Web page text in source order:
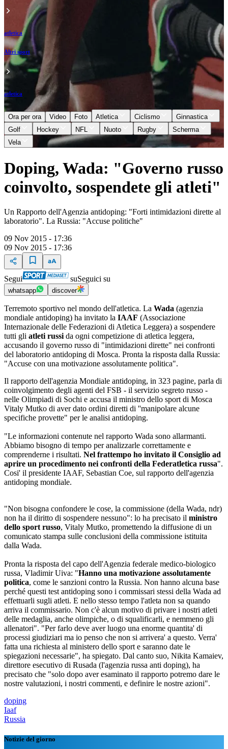
atletica
Altri sport
atletica
Ora per ora Video Foto Atletica Ciclismo
Ginnastica
Golf
Hockey NFL Nuoto Rugby
Scherma
Vela
Doping, Wada: "Governo russo
coinvolto, sospendete gli atleti"
Un Rapporto dell'Agenzia antidoping: "Forti intimidazioni dirette al
laboratorio". La Russia: "Accuse politiche"
09 Nov 2015 - 17:36
09 Nov 2015 - 17:36
Segui suSeguici su
whatsapp discover
Terremoto sportivo nel mondo dell'atletica. La Wada (agenzia
mondiale antidoping) ha invitato la IAAF (Associazione
Internazionale delle Federazioni di Atletica Leggera) a sospendere
tutti gli atleti russi da ogni competizione di atletica leggera,
accusando il governo russo di "intimidazioni dirette" nei confronti
del laboratorio antidoping di Mosca. Pronta la risposta dalla Russia:
"Accuse con una motivazione assolutamente politica".
Il rapporto dell'agenzia Mondiale antidoping, in 323 pagine, parla di
coinvolgimento degli agenti del FSB - il servizio segreto russo -
nelle Olimpiadi di Sochi e accusa il ministro dello sport di Mosca
Vitaly Mutko di aver dato ordini diretti di ''manipolare alcune
specifiche provette" per le analisi antidoping.
"Le informazioni contenute nel rapporto Wada sono allarmanti.
Abbiamo bisogno di tempo per analizzarle correttamente e
comprenderne i risultati. Nel frattempo ho invitato il Consiglio ad
aprire un procedimento nei confronti della Federatletica russa".
Cosi' il presidente IAAF, Sebastian Coe, sul rapporto dell'agenzia
antidoping mondiale.
"Non bisogna confondere le cose, la commissione (della Wada, ndr)
non ha il diritto di sospendere nessuno": lo ha precisato il ministro
dello sport russo, Vitaly Mutko, promettendo la diffusione di un
comunicato stampa sulle conclusioni della commissione istituita
dalla Wada.
Pronta la risposta del capo dell'Agenzia federale medico-biologico
russa, Vladimir Uiva: "Hanno una motivazione assolutamente
politica, come le sanzioni contro la Russia. Non hanno alcuna base
perché questi test antidoping sono i commissari stessi della Wada ad
effettuarli sugli atleti. E nello stesso tempo l'atleta non sa quando
arriva il commissario. Non c'è alcun motivo di privare i nostri atleti
delle medaglia, anche olimpiche, o di squalificarli, e nemmeno gli
allenatori". "Per farlo deve aver luogo una enorme quantita' di
processi giudiziari ma io penso che non si arrivera' a questo. Verra'
fatta una richiesta al ministero dello sport e saranno date le
spiegazioni necessarie", ha spiegato. Dal canto suo, Nikita Kamaiev,
direttore esecutivo di Rusada (l'agenzia russa anti doping), ha
precisato che "solo dopo aver esaminato il rapporto potremo dare le
nostre valutazioni, i nostri commenti, e definire le nostre azioni".
doping
Iaaf
Russia
Notizie del giorno